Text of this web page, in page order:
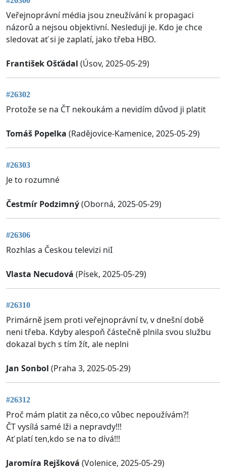
Veřejnoprávní média jsou zneužívání k propagaci
názorů a nejsou objektivní. Nesleduji je. Kdo je chce
sledovat ať si je zaplatí, jako třeba HBO.
František Ošťádal (Úsov, 2025-05-29)
#26302
Protože se na ČT nekoukám a nevidím důvod ji platit
Tomáš Popelka (Radějovice-Kamenice, 2025-05-29)
#26303
Je to rozumné
Čestmír Podzimný(Oborná, 2025-05-29)
#26306
Rozhlas a Českou televizi niI
Vlasta Necudová (Písek, 2025-05-29)
#26310
Primárně jsem proti veřejnoprávní tv, v dnešní době
neni třeba. Kdyby alespoň částečně plnila svou službu
dokazal bych s tím žít, ale neplni
Jan Sonbol (Praha 3, 2025-05-29)
#26312
Proč mám platit za něco,co vůbec nepoužívám?!
ČT vysílá samé lži a nepravdy!!!
Ať platí ten,kdo se na to dívá!!!
Jaromíra Rejšková (Volenice, 2025-05-29)